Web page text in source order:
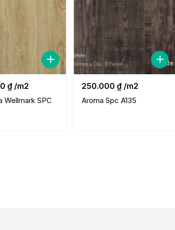
₫ /m2
Wellmark SPC
250.000 ₫ /m2
Aroma Spc A135